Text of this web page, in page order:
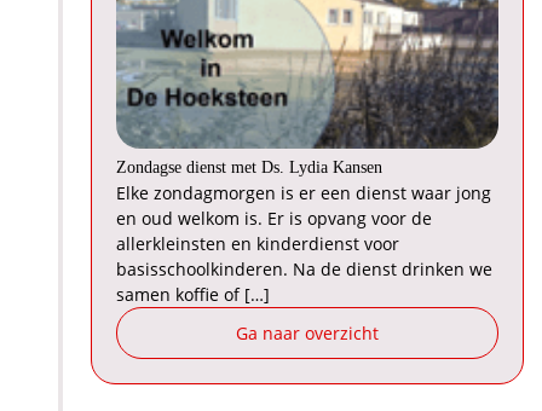
Zondagse dienst met Ds. Lydia Kansen
Elke zondagmorgen is er een dienst waar jong
en oud welkom is. Er is opvang voor de
allerkleinsten en kinderdienst voor
basisschoolkinderen. Na de dienst drinken we
samen koffie of […]
Ga naar overzicht